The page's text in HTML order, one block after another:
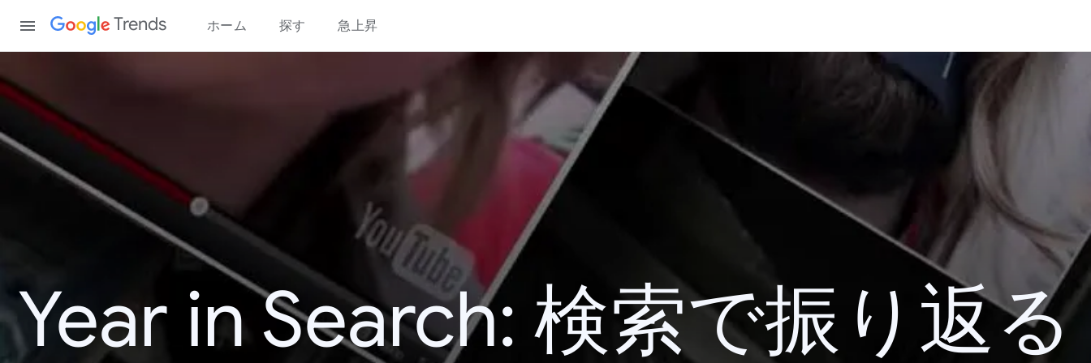
Trends ホーム 探す 急上昇
Year in Search: 検索で振り返る